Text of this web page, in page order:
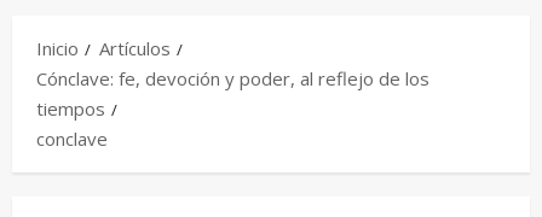
Inicio
Artículos
Cónclave: fe, devoción y poder, al reflejo de los
tiempos
conclave